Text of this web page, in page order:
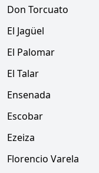
Don Torcuato
El Jagüel
El Palomar
El Talar
Ensenada
Escobar
Ezeiza
Florencio Varela